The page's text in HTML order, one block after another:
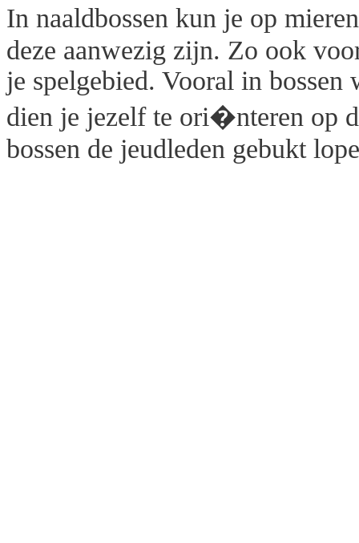
In naaldbossen kun je op
deze aanwezig zijn. Zo ook
je spelgebied. Vooral in bossen
dien je jezelf te ori�nteren op
bossen de jeudleden gebukt